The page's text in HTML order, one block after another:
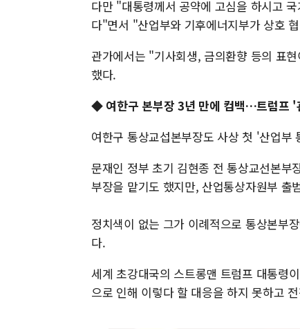
다만 "대통령께서 공약에 고심을 하시고
다"면서 "산업부와 기후에너지부가 상호
관가에서는 "기사회생, 금의환향 등의 표
했다.
◆ 여한구 본부장 3년 만에 컴백…트럼프 '
여한구 통상교섭본부장도 사상 첫 '산업
문재인 정부 초기 김현종 전 통상교선본부
부장을 맡기도 했지만, 산업통상자원부
정치색이 없는 그가 이례적으로 통상본부
다.
세계 초강대국의 스트롱맨 트럼프 대통령
으로 인해 이렇다 할 대응을 하지 못하고